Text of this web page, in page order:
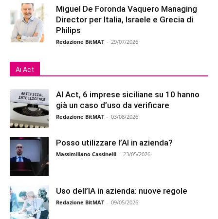
Miguel De Foronda Vaquero Managing
Director per Italia, Israele e Grecia di
Philips
Redazione BitMAT - 29/07/2026
Ai Act
AI Act, 6 imprese siciliane su 10 hanno
già un caso d’uso da verificare
Redazione BitMAT - 03/08/2026
Posso utilizzare l’AI in azienda?
Massimiliano Cassinelli - 23/05/2026
Uso dell’IA in azienda: nuove regole
Redazione BitMAT - 09/05/2026